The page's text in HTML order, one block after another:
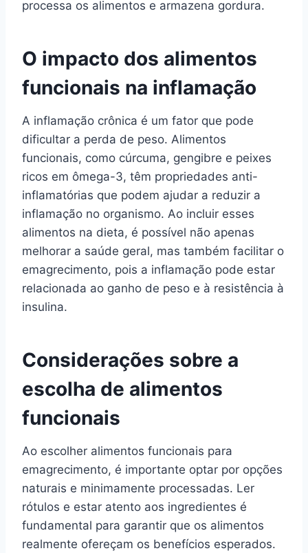
processa os alimentos e armazena gordura.
O impacto dos alimentos
funcionais na inflamação
A inflamação crônica é um fator que pode
dificultar a perda de peso. Alimentos
funcionais, como cúrcuma, gengibre e peixes
ricos em ômega-3, têm propriedades anti-
inflamatórias que podem ajudar a reduzir a
inflamação no organismo. Ao incluir esses
alimentos na dieta, é possível não apenas
melhorar a saúde geral, mas também facilitar o
emagrecimento, pois a inflamação pode estar
relacionada ao ganho de peso e à resistência à
insulina.
Considerações sobre a
escolha de alimentos
funcionais
Ao escolher alimentos funcionais para
emagrecimento, é importante optar por opções
naturais e minimamente processadas. Ler
rótulos e estar atento aos ingredientes é
fundamental para garantir que os alimentos
realmente ofereçam os benefícios esperados.